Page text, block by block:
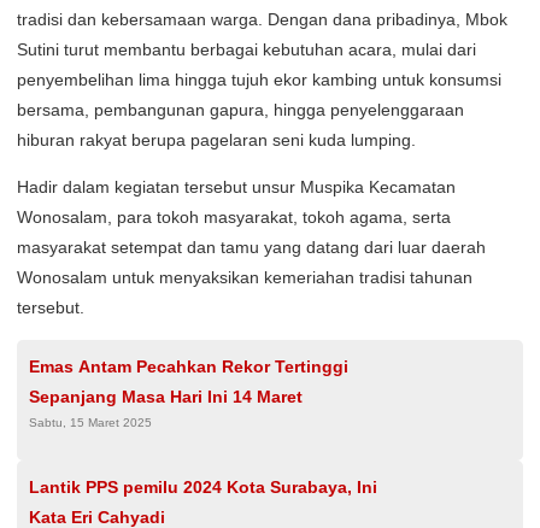
tradisi dan kebersamaan warga. Dengan dana pribadinya, Mbok
Sutini turut membantu berbagai kebutuhan acara, mulai dari
penyembelihan lima hingga tujuh ekor kambing untuk konsumsi
bersama, pembangunan gapura, hingga penyelenggaraan
hiburan rakyat berupa pagelaran seni kuda lumping.
Hadir dalam kegiatan tersebut unsur Muspika Kecamatan
Wonosalam, para tokoh masyarakat, tokoh agama, serta
masyarakat setempat dan tamu yang datang dari luar daerah
Wonosalam untuk menyaksikan kemeriahan tradisi tahunan
tersebut.
Emas Antam Pecahkan Rekor Tertinggi
Sepanjang Masa Hari Ini 14 Maret
Sabtu, 15 Maret 2025
Lantik PPS pemilu 2024 Kota Surabaya, Ini
Kata Eri Cahyadi